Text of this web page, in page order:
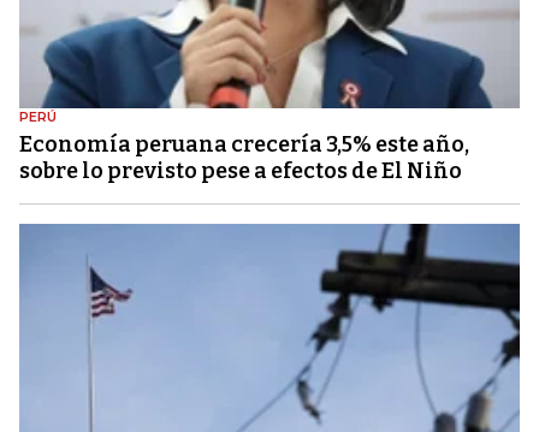
PERÚ
Economía peruana crecería 3,5% este año,
sobre lo previsto pese a efectos de El Niño